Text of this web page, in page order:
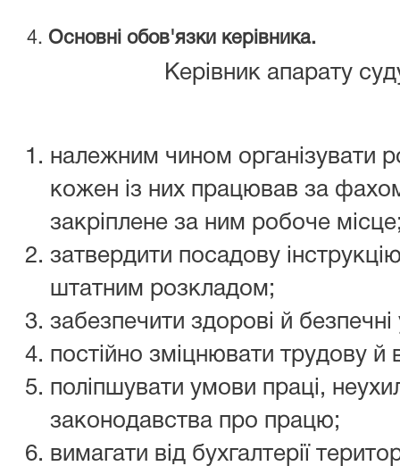
4. Основні обов'язки керівника.
Керівник апарату
належним чином організувати
кожен із них працював за
закріплене за ним робоче
затвердити посадову
штатним розкладом;
забезпечити здорові й
постійно зміцнювати трудову й
поліпшувати умови праці,
законодавства про працю;
вимагати від бухгалтерії